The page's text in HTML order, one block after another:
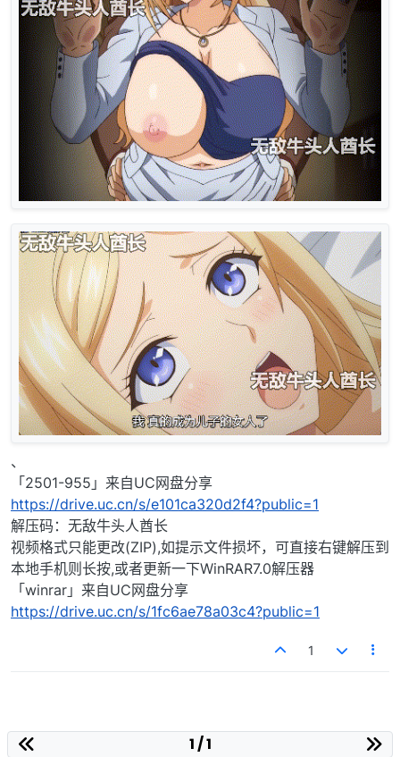
、
「2501-955」来自UC网盘分享
https://drive.uc.cn/s/e101ca320d2f4?public=1
解压码：无敌牛头人酋长
视频格式只能更改(ZIP),如提示文件损坏，可直接右键解压到
本地手机则长按,或者更新一下WinRAR7.0解压器
「winrar」来自UC网盘分享
https://drive.uc.cn/s/1fc6ae78a03c4?public=1
1
1 / 1